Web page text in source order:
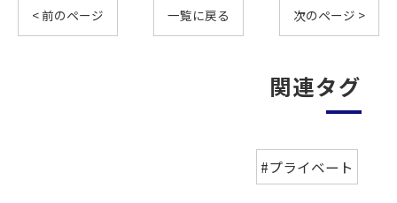
< 前のページ 一覧に戻る 次のページ >
関連タグ
#プライベート